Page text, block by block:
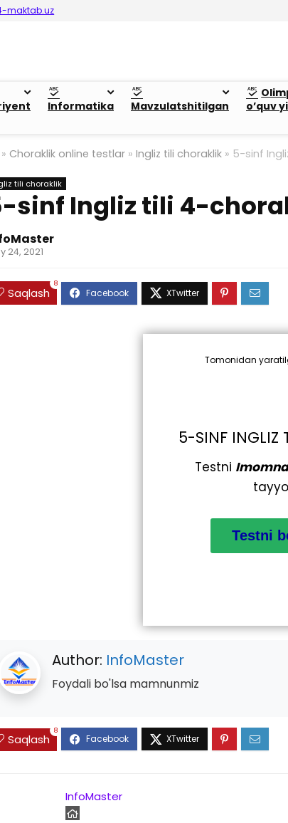
maktab.uz
Informatika Mavzulatshitilgan
o’quv
» Choraklik online testlar » Ingliz tili choraklik » 5-sinf
tili choraklik
sinf Ingliz tili 4-
24, 2021
Saqlash
8
Tomonidan
5-SINF INGLIZ
Testni
Author: InfoMaster
Foydali bo'lsa mamnunmiz
Saqlash
8
InfoMaster